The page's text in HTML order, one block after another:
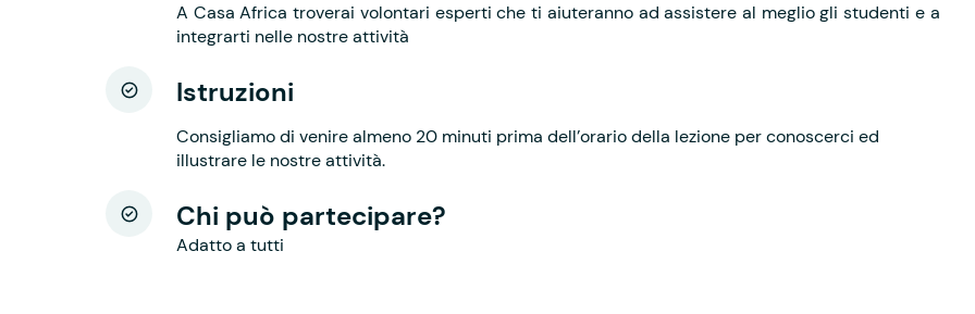
A Casa Africa troverai volontari esperti che ti aiuteranno ad assistere al meglio gli studenti e a
integrarti nelle nostre attività
Istruzioni
Consigliamo di venire almeno 20 minuti prima dell’orario della lezione per conoscerci ed
illustrare le nostre attività.
Chi può partecipare?
Adatto a tutti